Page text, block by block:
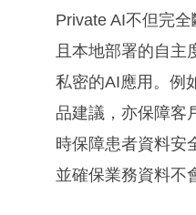
Private AI不但完
且本地部署的自主
私密的AI應用。例
品建議，亦保障客
時保障患者資料安
並確保業務資料不